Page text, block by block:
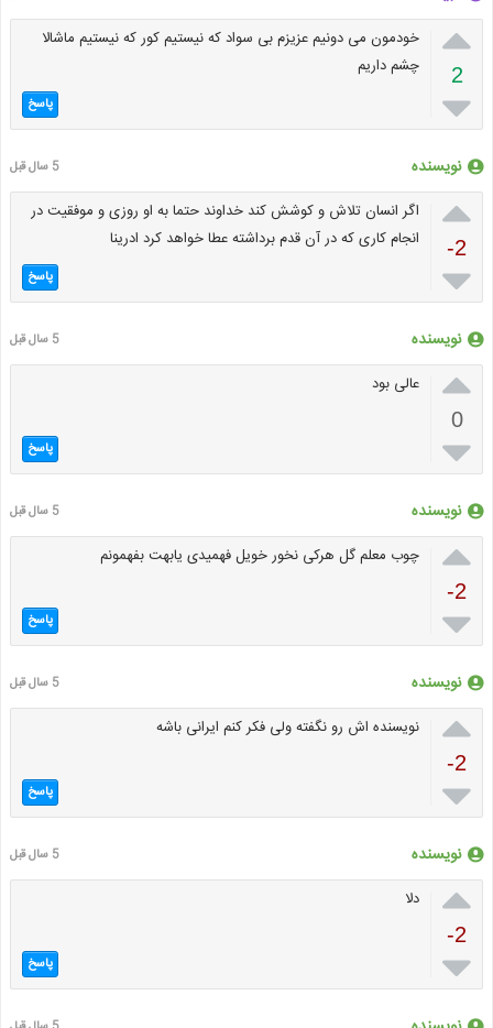

2

خودمون می دونیم عزیزم بی سواد که نیستیم کور که نیستیم ماشالا
چشم داریم
پاسخ
نویسنده 5 سال قبل

-2

اگر انسان تلاش و کوشش کند خداوند حتما به او روزی و موفقیت در
انجام کاری که در آن قدم برداشته عطا خواهد کرد ادرینا
پاسخ
نویسنده 5 سال قبل

0

عالی بود
پاسخ
نویسنده 5 سال قبل

-2

چوب معلم گل هرکی نخور خویل فهمیدی یابهت بفهمونم
پاسخ
نویسنده 5 سال قبل

-2

نویسنده اش رو نگفته ولی فکر کنم ایرانی باشه
پاسخ
نویسنده 5 سال قبل

-2

دلا
پاسخ